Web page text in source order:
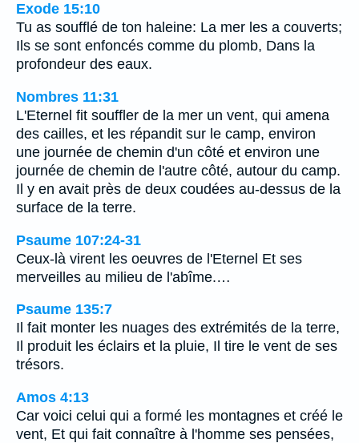
Exode 15:10
Tu as soufflé de ton haleine: La mer les a couverts;
Ils se sont enfoncés comme du plomb, Dans la
profondeur des eaux.
Nombres 11:31
L'Eternel fit souffler de la mer un vent, qui amena
des cailles, et les répandit sur le camp, environ
une journée de chemin d'un côté et environ une
journée de chemin de l'autre côté, autour du camp.
Il y en avait près de deux coudées au-dessus de la
surface de la terre.
Psaume 107:24-31
Ceux-là virent les oeuvres de l'Eternel Et ses
merveilles au milieu de l'abîme.…
Psaume 135:7
Il fait monter les nuages des extrémités de la terre,
Il produit les éclairs et la pluie, Il tire le vent de ses
trésors.
Amos 4:13
Car voici celui qui a formé les montagnes et créé le
vent, Et qui fait connaître à l'homme ses pensées,